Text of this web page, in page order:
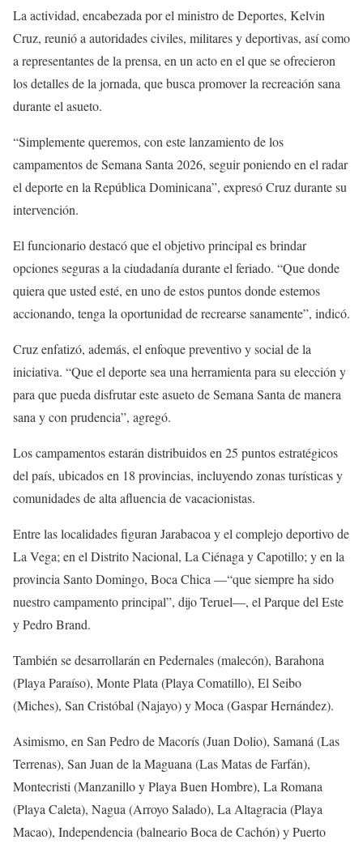
La actividad, encabezada por el ministro de Deportes, Kelvin
Cruz, reunió a autoridades civiles, militares y deportivas, así como
a representantes de la prensa, en un acto en el que se ofrecieron
los detalles de la jornada, que busca promover la recreación sana
durante el asueto.
“Simplemente queremos, con este lanzamiento de los
campamentos de Semana Santa 2026, seguir poniendo en el radar
el deporte en la República Dominicana”, expresó Cruz durante su
intervención.
El funcionario destacó que el objetivo principal es brindar
opciones seguras a la ciudadanía durante el feriado. “Que donde
quiera que usted esté, en uno de estos puntos donde estemos
accionando, tenga la oportunidad de recrearse sanamente”, indicó.
Cruz enfatizó, además, el enfoque preventivo y social de la
iniciativa. “Que el deporte sea una herramienta para su elección y
para que pueda disfrutar este asueto de Semana Santa de manera
sana y con prudencia”, agregó.
Los campamentos estarán distribuidos en 25 puntos estratégicos
del país, ubicados en 18 provincias, incluyendo zonas turísticas y
comunidades de alta afluencia de vacacionistas.
Entre las localidades figuran Jarabacoa y el complejo deportivo de
La Vega; en el Distrito Nacional, La Ciénaga y Capotillo; y en la
provincia Santo Domingo, Boca Chica —“que siempre ha sido
nuestro campamento principal”, dijo Teruel—, el Parque del Este
y Pedro Brand.
También se desarrollarán en Pedernales (malecón), Barahona
(Playa Paraíso), Monte Plata (Playa Comatillo), El Seibo
(Miches), San Cristóbal (Najayo) y Moca (Gaspar Hernández).
Asimismo, en San Pedro de Macorís (Juan Dolio), Samaná (Las
Terrenas), San Juan de la Maguana (Las Matas de Farfán),
Montecristi (Manzanillo y Playa Buen Hombre), La Romana
(Playa Caleta), Nagua (Arroyo Salado), La Altagracia (Playa
Macao), Independencia (balneario Boca de Cachón) y Puerto